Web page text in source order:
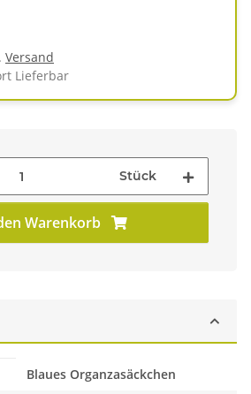
Versand
Lieferbar
Stück
Warenkorb
Blaues Organzasäckchen